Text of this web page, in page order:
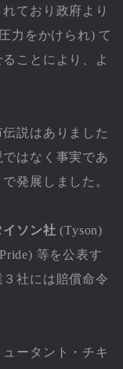
ており政府より
力をかけられ) て
ことにより、よ
説はありました
はなく事実であ
発展しました。
イソン社 (Tyson)
等を公表す
社には賠償命令
ータント・チキ